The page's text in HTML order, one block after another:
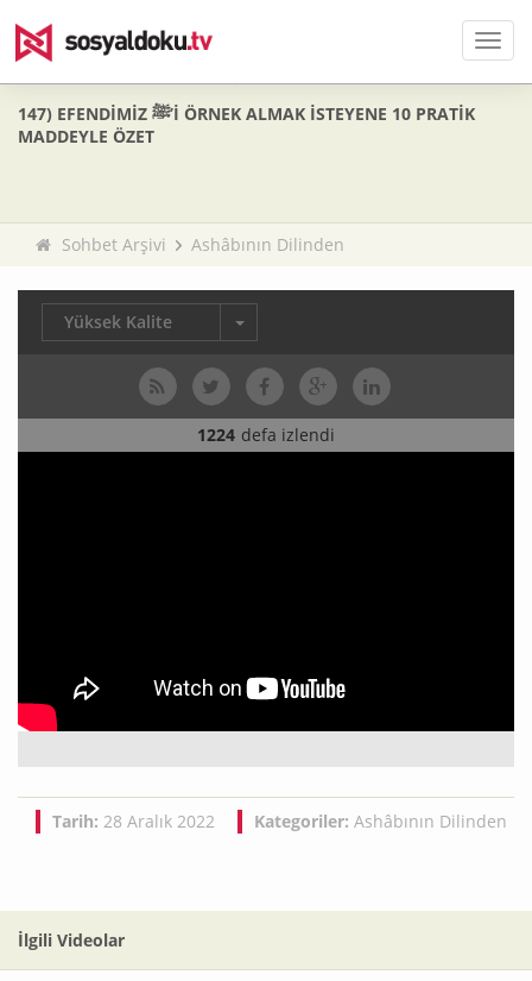
Menü
147) EFENDİMİZ ﷺ’İ ÖRNEK ALMAK İSTEYENE 10 PRATİK
MADDEYLE ÖZET
Sohbet Arşivi Ashâbının Dilinden
Yüksek Kalite
1224 defa izlendi
Tarih: 28 Aralık 2022 Kategoriler: Ashâbının Dilinden
İlgili Videolar